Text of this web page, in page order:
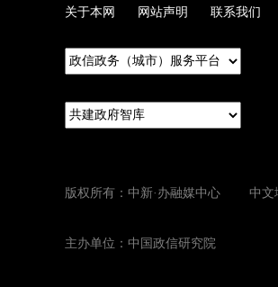
关于本网 网站声明 联系我们
版权所有：中新·办融媒中心 中文
主办单位：中国政信研究院